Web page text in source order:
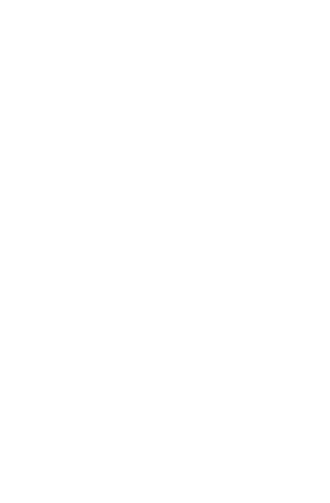
Científicos de
Los
¿Cuál será la
La gripe aviar